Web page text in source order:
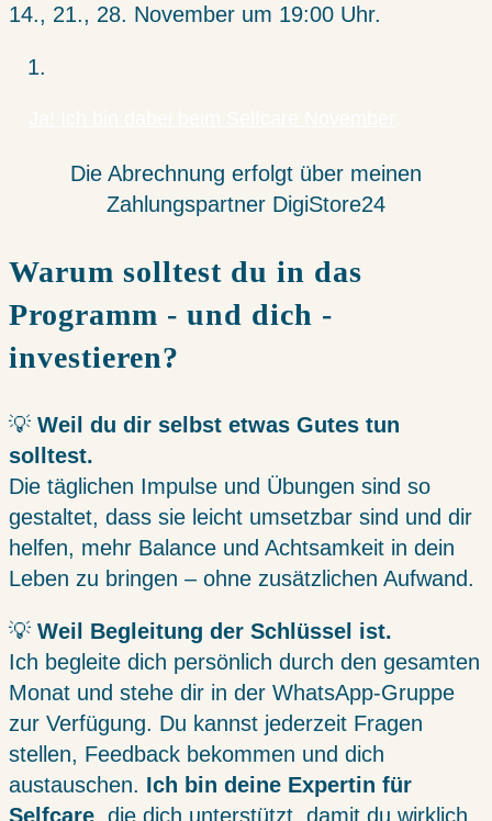
14., 21., 28. November um 19:00 Uhr.
Die Abrechnung erfolgt über meinen
Zahlungspartner DigiStore24
Warum solltest du in das
Programm - und dich -
investieren?
💡 Weil du dir selbst etwas Gutes tun
solltest.
Die täglichen Impulse und Übungen sind so
gestaltet, dass sie leicht umsetzbar sind und dir
helfen, mehr Balance und Achtsamkeit in dein
Leben zu bringen – ohne zusätzlichen Aufwand.
💡 Weil Begleitung der Schlüssel ist.
Ich begleite dich persönlich durch den gesamten
Monat und stehe dir in der WhatsApp-Gruppe
zur Verfügung. Du kannst jederzeit Fragen
stellen, Feedback bekommen und dich
austauschen. Ich bin deine Expertin für
Selfcare, die dich unterstützt, damit du wirklich